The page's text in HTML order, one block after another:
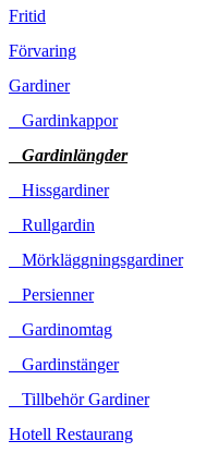
Fritid
Förvaring
Gardiner
Gardinkappor
Gardinlängder
Hissgardiner
Rullgardin
Mörkläggningsgardiner
Persienner
Gardinomtag
Gardinstänger
Tillbehör Gardiner
Hotell Restaurang